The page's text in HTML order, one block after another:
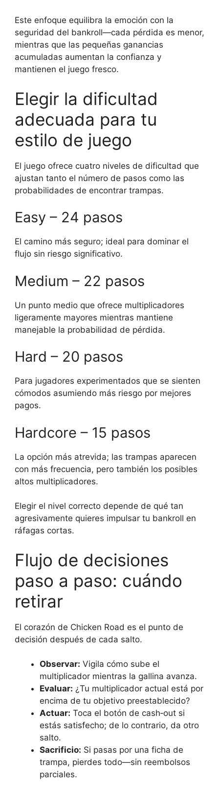
Este enfoque equilibra la emoción con la
seguridad del bankroll—cada pérdida es menor,
mientras que las pequeñas ganancias
acumuladas aumentan la confianza y
mantienen el juego fresco.
Elegir la dificultad
adecuada para tu
estilo de juego
El juego ofrece cuatro niveles de dificultad que
ajustan tanto el número de pasos como las
probabilidades de encontrar trampas.
Easy – 24 pasos
El camino más seguro; ideal para dominar el
flujo sin riesgo significativo.
Medium – 22 pasos
Un punto medio que ofrece multiplicadores
ligeramente mayores mientras mantiene
manejable la probabilidad de pérdida.
Hard – 20 pasos
Para jugadores experimentados que se sienten
cómodos asumiendo más riesgo por mejores
pagos.
Hardcore – 15 pasos
La opción más atrevida; las trampas aparecen
con más frecuencia, pero también los posibles
altos multiplicadores.
Elegir el nivel correcto depende de qué tan
agresivamente quieres impulsar tu bankroll en
ráfagas cortas.
Flujo de decisiones
paso a paso: cuándo
retirar
El corazón de Chicken Road es el punto de
decisión después de cada salto.
Observar: Vigila cómo sube el
multiplicador mientras la gallina avanza.
Evaluar: ¿Tu multiplicador actual está por
encima de tu objetivo preestablecido?
Actuar: Toca el botón de cash‑out si
estás satisfecho; de lo contrario, da otro
salto.
Sacrificio: Si pasas por una ficha de
trampa, pierdes todo—sin reembolsos
parciales.